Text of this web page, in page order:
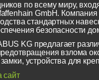
по всему миру,
GmbH.
стандартных
безопасности
KG предлагает
взлома
устройства для
сайт